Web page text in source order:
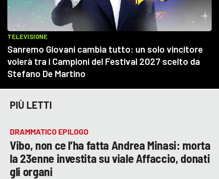
PIÙ LETTI
DRAMMATICO EPILOGO
Vibo, non ce l’ha fatta Andrea Minasi: morta
la 23enne investita su viale Affaccio, donati
gli organi